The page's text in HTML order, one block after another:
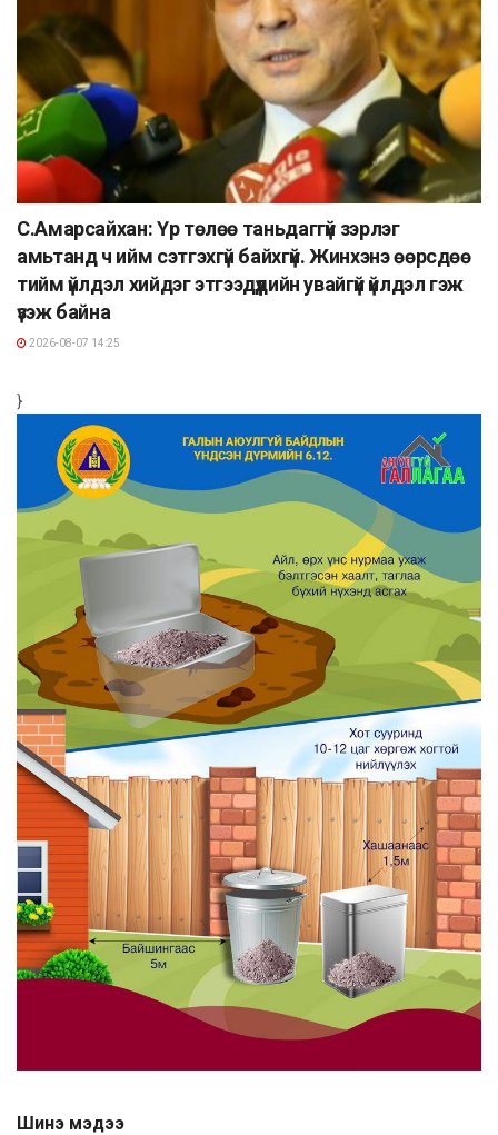
С.Амарсайхан: Үр төлөө таньдаггүй зэрлэг
амьтанд ч ийм сэтгэхгүй байхгүй. Жинхэнэ өөрсдөө
тийм үйлдэл хийдэг этгээдүүдийн увайгүй үйлдэл гэж
үзэж байна
2026-08-07 14:25
}
Шинэ мэдээ